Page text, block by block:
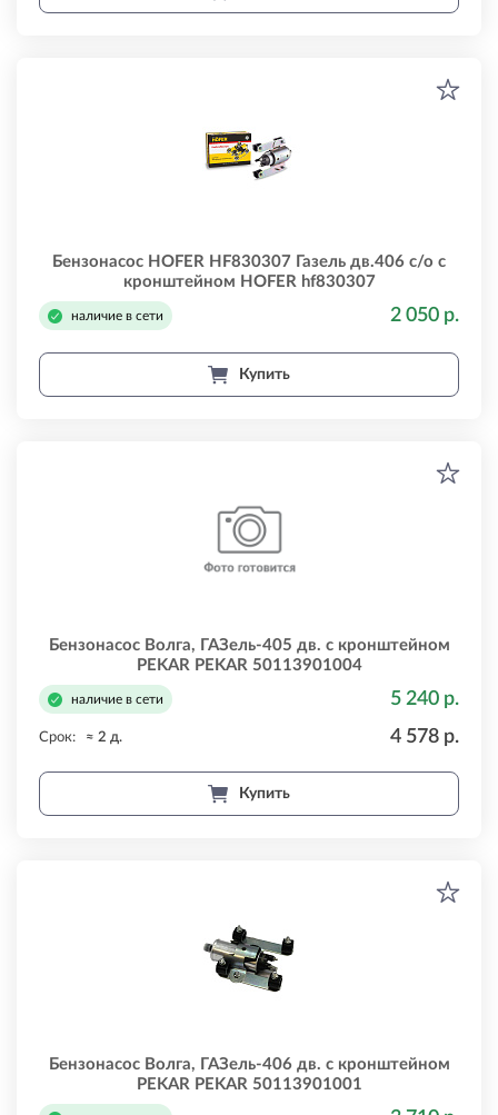
Бензонасос HOFER HF830307 Газель дв.406 с/о с
кронштейном HOFER hf830307
наличие в сети 2 050 р.
Купить
Бензонасос Волга, ГАЗель-405 дв. с кронштейном
PEKAR PEKAR 50113901004
наличие в сети 5 240 р.
Срок: ≈ 2 д. 4 578 р.
Купить
Бензонасос Волга, ГАЗель-406 дв. с кронштейном
PEKAR PEKAR 50113901001